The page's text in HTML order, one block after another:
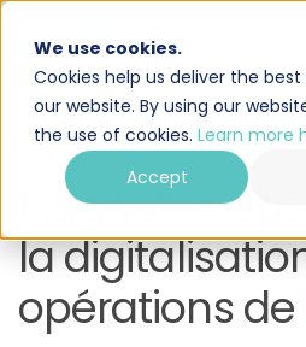
We use cookies.
Cookies help us deliver the
our website. By using our
the use of cookies. Learn more
Accept
— LOGISTIQUE
Plugnotes,
la
opérations de